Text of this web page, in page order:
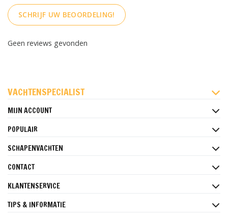
SCHRIJF UW BEOORDELING!
Geen reviews gevonden
VACHTENSPECIALIST
MIJN ACCOUNT
POPULAIR
SCHAPENVACHTEN
CONTACT
KLANTENSERVICE
TIPS & INFORMATIE